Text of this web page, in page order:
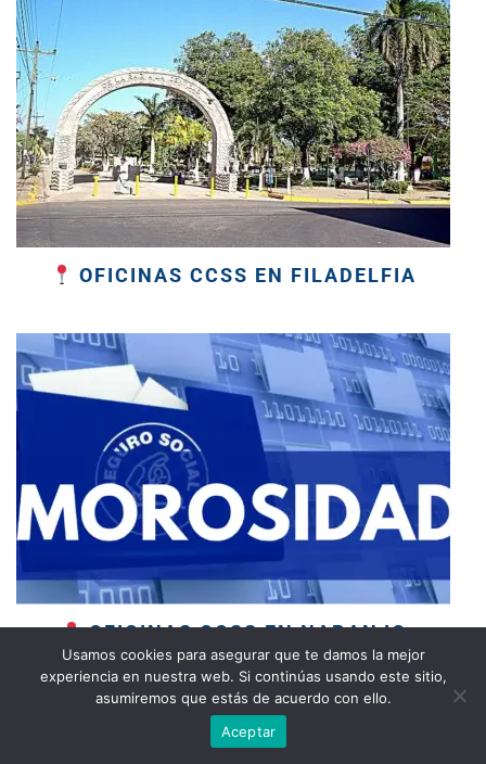
OFICINAS CCSS EN FILADELFIA
OFICINAS CCSS EN NARANJO
Usamos cookies para asegurar que te damos la mejor
experiencia en nuestra web. Si continúas usando este sitio,
asumiremos que estás de acuerdo con ello.
Aceptar